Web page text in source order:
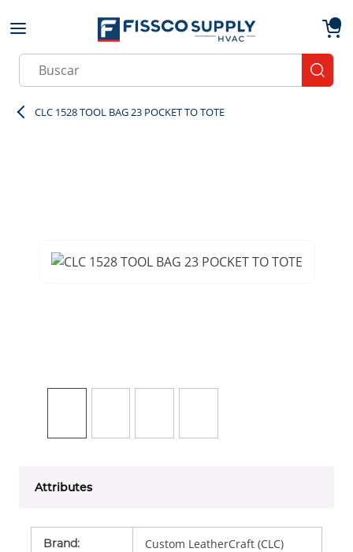
Skip to main content
Site Search
CLC 1528 TOOL BAG 23 POCKET TO TOTE
Attributes
Brand: Custom LeatherCraft (CLC)